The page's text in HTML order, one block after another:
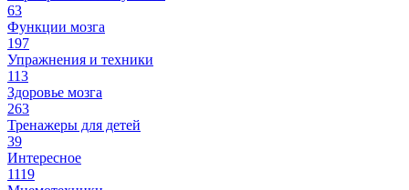
63
Функции мозга
197
Упражнения и техники
113
Здоровье мозга
263
Тренажеры для детей
39
Интересное
1119